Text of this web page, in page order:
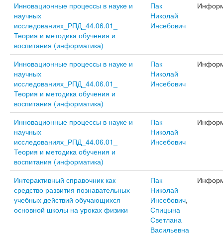
Инновационные процессы в науке и
научных
исследованиях_РПД_44.06.01_
Теория и методика обучения и
воспитания (информатика)
Пак
Николай
Инсебович
Инновационные процессы в науке и
научных
исследованиях_РПД_44.06.01_
Теория и методика обучения и
воспитания (информатика)
Пак
Николай
Инсебович
Инновационные процессы в науке и
научных
исследованиях_РПД_44.06.01_
Теория и методика обучения и
воспитания (информатика)
Пак
Николай
Инсебович
Интерактивный справочник как
средство развития познавательных
учебных действий обучающихся
основной школы на уроках физики
Пак
Николай
Инсебович,
Спицына
Светлана
Васильевна